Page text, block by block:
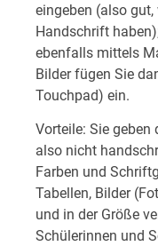
eingeben (also
Handschrift
ebenfalls mittels
Bilder fügen Sie
Touchpad) ein.
Vorteile: Sie geben
also nicht
Farben und
Tabellen, Bilder
und in der Größe
Schülerinnen und